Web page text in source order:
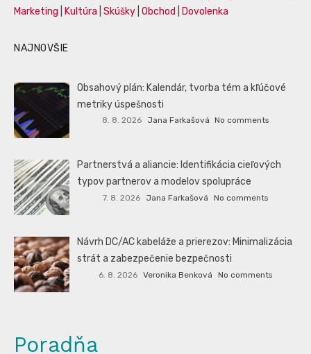
Marketing
Kultúra Skúšky Obchod Dovolenka
NAJNOVŠIE
Obsahový plán: Kalendár, tvorba tém a kľúčové
metriky úspešnosti
8. 8. 2026 Jana Farkašová No comments
Partnerstvá a aliancie: Identifikácia cieľových
typov partnerov a modelov spolupráce
7. 8. 2026 Jana Farkašová No comments
Návrh DC/AC kabeláže a prierezov: Minimalizácia
strát a zabezpečenie bezpečnosti
6. 8. 2026 Veronika Benková No comments
Poradňa